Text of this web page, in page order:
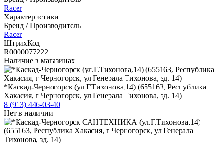
Racer
Характеристики
Бренд / Производитель
Racer
ШтрихКод
R0000077222
Наличие в магазинах
*Каскад-Черногорск (ул.Г.Тихонова,14) (655163, Республика
Хакасия, г Черногорск, ул Генерала Тихонова, зд. 14)
8 (913) 446-03-40
Нет в наличии